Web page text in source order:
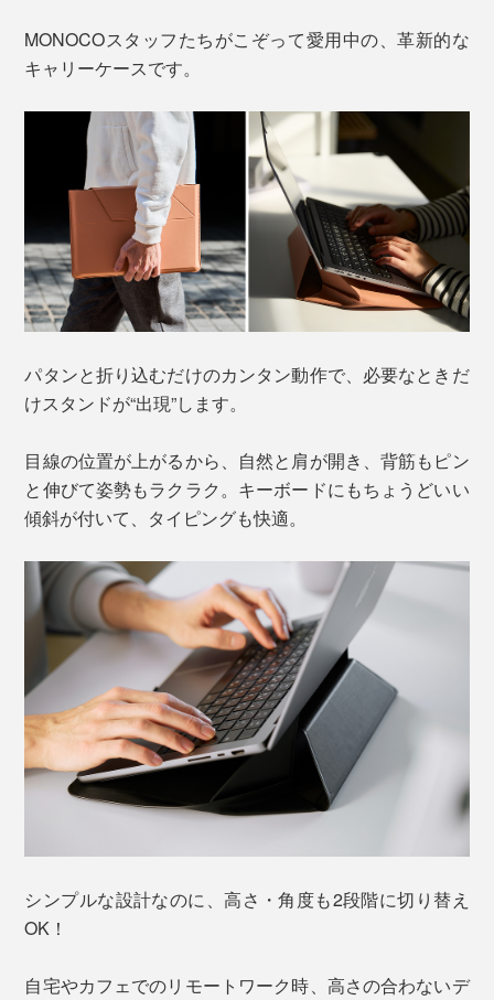
MONOCOスタッフたちがこぞって愛用中の、革新的な
キャリーケースです。
パタンと折り込むだけのカンタン動作で、必要なときだ
けスタンドが“出現”します。
目線の位置が上がるから、自然と肩が開き、背筋もピン
と伸びて姿勢もラクラク。キーボードにもちょうどいい
傾斜が付いて、タイピングも快適。
シンプルな設計なのに、高さ・角度も2段階に切り替え
OK！
自宅やカフェでのリモートワーク時、高さの合わないデ